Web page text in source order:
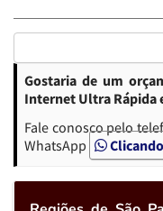
Gostaria de um
Internet Ultra Rápida
Fale conosco pelo
WhatsApp